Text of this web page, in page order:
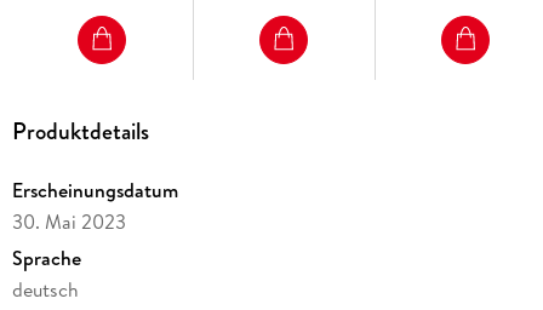
- bisher 13 Anime-Kinofilme
- DVD/BD bei Kazé
- diverse Videospiele
- ab 10 Jahren
Produktdetails
Erscheinungsdatum
30. Mai 2023
Sprache
deutsch